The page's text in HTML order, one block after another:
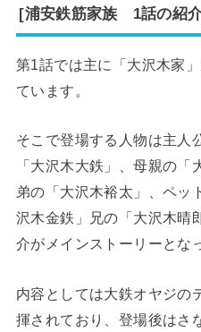
[浦安鉄筋家族 1話の紹
第1話では主に「大沢木家
ています。
そこで登場する人物は主人
「大沢木大鉄」、母親の「
弟の「大沢木裕太」、ペッ
沢木金鉄」兄の「大沢木晴
介がメインストーリーとな
内容としては大鉄オヤジの
揮されており、登場後はさ